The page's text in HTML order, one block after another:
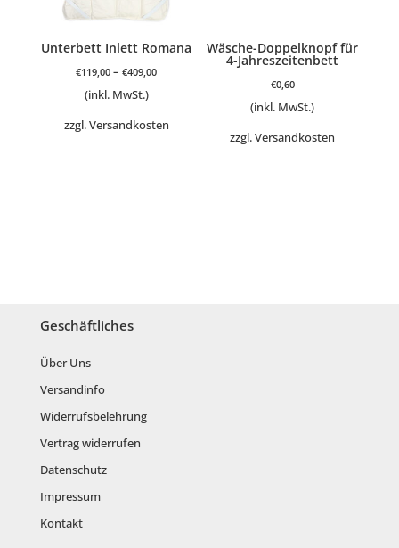
Unterbett Inlett Romana
€119,00 –€409,00
(inkl. MwSt.)
zzgl.Versandkosten
Wäsche-Doppelknopf für
4-Jahreszeitenbett
€0,60
(inkl. MwSt.)
zzgl.Versandkosten
Geschäftliches
Über Uns
Versandinfo
Widerrufsbelehrung
Vertrag widerrufen
Datenschutz
Impressum
Kontakt